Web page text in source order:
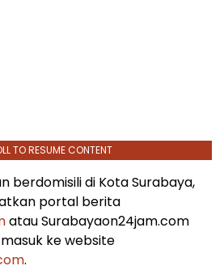
TO RESUME CONTENT
berdomisili di Kota Surabaya,
portal berita
atau Surabayaon24jam.com
ke website
.